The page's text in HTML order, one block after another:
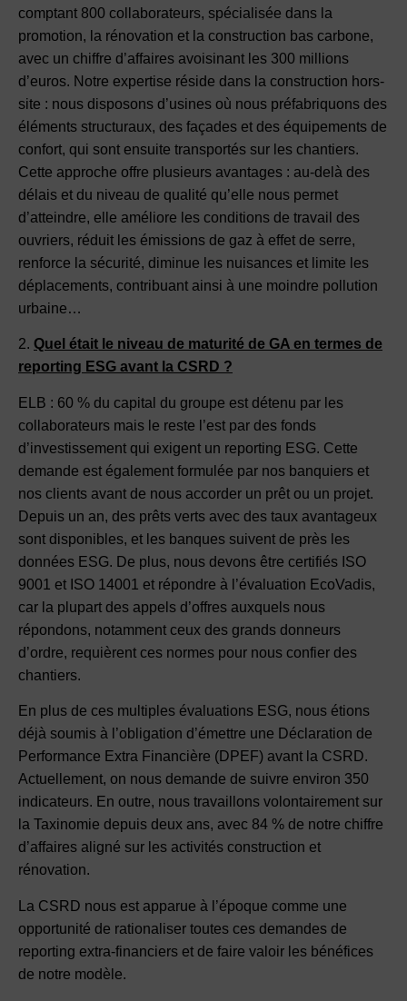
comptant 800 collaborateurs, spécialisée dans la
promotion, la rénovation et la construction bas carbone,
avec un chiffre d’affaires avoisinant les 300 millions
d’euros. Notre expertise réside dans la construction hors-
site : nous disposons d’usines où nous préfabriquons des
éléments structuraux, des façades et des équipements de
confort, qui sont ensuite transportés sur les chantiers.
Cette approche offre plusieurs avantages : au-delà des
délais et du niveau de qualité qu’elle nous permet
d’atteindre, elle améliore les conditions de travail des
ouvriers, réduit les émissions de gaz à effet de serre,
renforce la sécurité, diminue les nuisances et limite les
déplacements, contribuant ainsi à une moindre pollution
urbaine…
2. Quel était le niveau de maturité de GA en termes de
reporting ESG avant la CSRD ?
ELB : 60 % du capital du groupe est détenu par les
collaborateurs mais le reste l’est par des fonds
d’investissement qui exigent un reporting ESG. Cette
demande est également formulée par nos banquiers et
nos clients avant de nous accorder un prêt ou un projet.
Depuis un an, des prêts verts avec des taux avantageux
sont disponibles, et les banques suivent de près les
données ESG. De plus, nous devons être certifiés ISO
9001 et ISO 14001 et répondre à l’évaluation EcoVadis,
car la plupart des appels d’offres auxquels nous
répondons, notamment ceux des grands donneurs
d’ordre, requièrent ces normes pour nous confier des
chantiers.
En plus de ces multiples évaluations ESG, nous étions
déjà soumis à l’obligation d’émettre une Déclaration de
Performance Extra Financière (DPEF) avant la CSRD.
Actuellement, on nous demande de suivre environ 350
indicateurs. En outre, nous travaillons volontairement sur
la Taxinomie depuis deux ans, avec 84 % de notre chiffre
d’affaires aligné sur les activités construction et
rénovation.
La CSRD nous est apparue à l’époque comme une
opportunité de rationaliser toutes ces demandes de
reporting extra-financiers et de faire valoir les bénéfices
de notre modèle.